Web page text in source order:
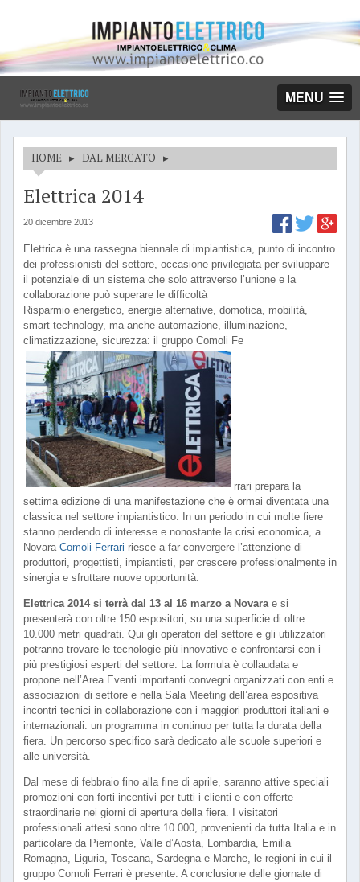
MENU
HOME ▸ DAL MERCATO ▸
Elettrica 2014
20 dicembre 2013
Elettrica è una rassegna biennale di impiantistica, punto di incontro
dei professionisti del settore, occasione privilegiata per sviluppare
il potenziale di un sistema che solo attraverso l’unione e la
collaborazione può superare le difficoltà
Risparmio energetico, energie alternative, domotica, mobilità,
smart technology, ma anche automazione, illuminazione,
climatizzazione, sicurezza: il gruppo Comoli Fe
rrari prepara la
settima edizione di una manifestazione che è ormai diventata una
classica nel settore impiantistico. In un periodo in cui molte fiere
stanno perdendo di interesse e nonostante la crisi economica, a
Novara Comoli Ferrari riesce a far convergere l’attenzione di
produttori, progettisti, impiantisti, per crescere professionalmente in
sinergia e sfruttare nuove opportunità.
Elettrica 2014 si terrà dal 13 al 16 marzo a Novarae si
presenterà con oltre 150 espositori, su una superficie di oltre
10.000 metri quadrati. Qui gli operatori del settore e gli utilizzatori
potranno trovare le tecnologie più innovative e confrontarsi con i
più prestigiosi esperti del settore. La formula è collaudata e
propone nell’Area Eventi importanti convegni organizzati con enti e
associazioni di settore e nella Sala Meeting dell’area espositiva
incontri tecnici in collaborazione con i maggiori produttori italiani e
internazionali: un programma in continuo per tutta la durata della
fiera. Un percorso specifico sarà dedicato alle scuole superiori e
alle università.
Dal mese di febbraio fino alla fine di aprile, saranno attive speciali
promozioni con forti incentivi per tutti i clienti e con offerte
straordinarie nei giorni di apertura della fiera. I visitatori
professionali attesi sono oltre 10.000, provenienti da tutta Italia e in
particolare da Piemonte, Valle d’Aosta, Lombardia, Emilia
Romagna, Liguria, Toscana, Sardegna e Marche, le regioni in cui il
gruppo Comoli Ferrari è presente. A conclusione delle giornate di